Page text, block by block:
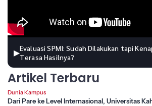
▶Evaluasi SPMI: Sudah Dilakukan tapi
Terasa Hasilnya?
Artikel Terbaru
Dunia Kampus
Dari Pare ke Level Internasional, Universitas